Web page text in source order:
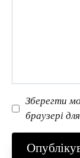
Зберегти
браузері